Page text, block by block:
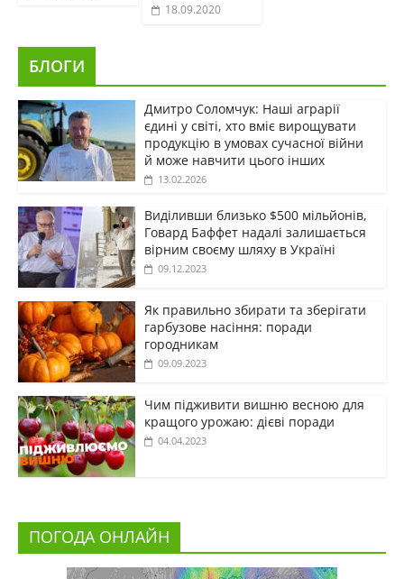
18.09.2020
БЛОГИ
Дмитро Соломчук: Наші аграрії
єдині у світі, хто вміє вирощувати
продукцію в умовах сучасної війни
й може навчити цього інших
13.02.2026
Виділивши близько $500 мільйонів,
Говард Баффет надалі залишається
вірним своєму шляху в Україні
09.12.2023
Як правильно збирати та зберігати
гарбузове насіння: поради
городникам
09.09.2023
Чим підживити вишню весною для
кращого урожаю: дієві поради
04.04.2023
ПОГОДА ОНЛАЙН